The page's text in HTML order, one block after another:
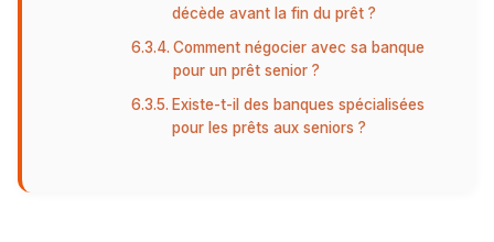
décède avant la fin du prêt ?
Comment négocier avec sa banque
pour un prêt senior ?
Existe-t-il des banques spécialisées
pour les prêts aux seniors ?